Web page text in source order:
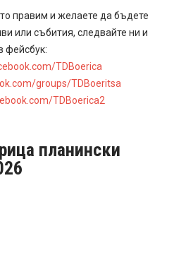
правим и желаете да бъдете
или събития, следвайте ни и
фейсбук:
TDBoerica
groups/TDBoeritsa
TDBoerica2
планински